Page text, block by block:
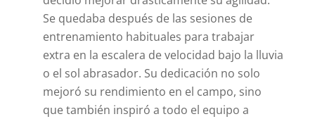
Se quedaba después de las sesiones de
entrenamiento habituales para trabajar
extra en la escalera de velocidad bajo la lluvia
o el sol abrasador. Su dedicación no solo
mejoró su rendimiento en el campo, sino
que también inspiró a todo el equipo a